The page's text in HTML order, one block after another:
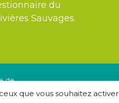
que vous souhaitez activer
du
Sauvages.
de